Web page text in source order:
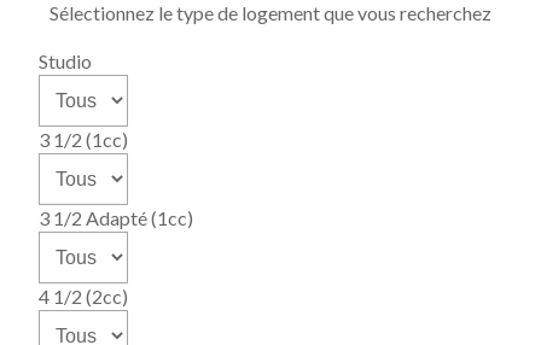
Sélectionnez le type de logement que vous recherchez
Studio
3 1/2 (1cc)
3 1/2 Adapté (1cc)
4 1/2 (2cc)